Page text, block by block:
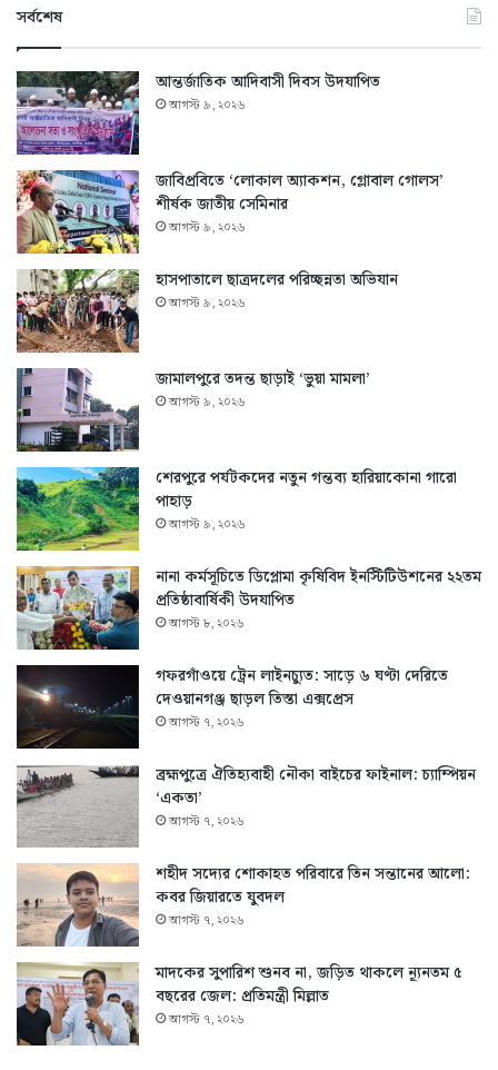
সর্বশেষ
আন্তর্জাতিক আদিবাসী দিবস উদযাপিত
আগস্ট ৯, ২০২৬
জাবিপ্রবিতে ‘লোকাল অ্যাকশন, গ্লোবাল গোলস’
শীর্ষক জাতীয় সেমিনার
আগস্ট ৯, ২০২৬
হাসপাতালে ছাত্রদলের পরিচ্ছন্নতা অভিযান
আগস্ট ৯, ২০২৬
জামালপুরে তদন্ত ছাড়াই ‘ভুয়া মামলা’
আগস্ট ৯, ২০২৬
শেরপুরে পর্যটকদের নতুন গন্তব্য হারিয়াকোনা গারো
পাহাড়
আগস্ট ৯, ২০২৬
নানা কর্মসূচিতে ডিপ্লোমা কৃষিবিদ ইনস্টিটিউশনের ২২তম
প্রতিষ্ঠাবার্ষিকী উদযাপিত
আগস্ট ৮, ২০২৬
গফরগাঁওয়ে ট্রেন লাইনচ্যুত: সাড়ে ৬ ঘণ্টা দেরিতে
দেওয়ানগঞ্জ ছাড়ল তিস্তা এক্সপ্রেস
আগস্ট ৭, ২০২৬
ব্রহ্মপুত্রে ঐতিহ্যবাহী নৌকা বাইচের ফাইনাল: চ্যাম্পিয়ন
‘একতা’
আগস্ট ৭, ২০২৬
শহীদ সদ্যের শোকাহত পরিবারে তিন সন্তানের আলো:
কবর জিয়ারতে যুবদল
আগস্ট ৭, ২০২৬
মাদকের সুপারিশ শুনব না, জড়িত থাকলে ন্যূনতম ৫
বছরের জেল: প্রতিমন্ত্রী মিল্লাত
আগস্ট ৭, ২০২৬